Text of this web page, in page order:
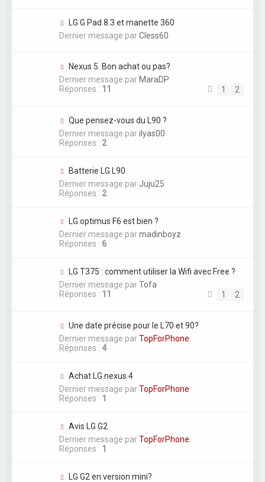
LG G Pad 8.3 et manette 360
Dernier message parCless60
Nexus 5. Bon achat ou pas?
Dernier message parMaraDP
Réponses : 11 1 2
Que pensez-vous du L90 ?
Dernier message parilyas00
Réponses : 2
Batterie LG L90
Dernier message par Juju25
Réponses : 2
LG optimus F6 est bien ?
Dernier message parmadinboyz
Réponses : 6
LG T375 : comment utiliser la Wifi avec Free ?
Dernier message parTofa
Réponses : 11 1 2
Une date précise pour le L70 et 90?
Dernier message parTopForPhone
Réponses : 4
Achat LG nexus 4
Dernier message parTopForPhone
Réponses : 1
Avis LG G2
Dernier message parTopForPhone
Réponses : 1
LG G2 en version mini?